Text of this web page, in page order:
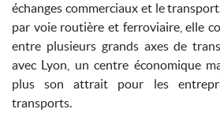
échanges commerciaux et le
par voie routière et ferroviaire, elle
entre plusieurs grands axes de
avec Lyon, un centre économique
plus son attrait pour les
transports.